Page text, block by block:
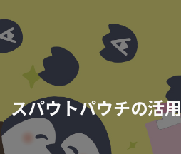
スパウトパウチの活